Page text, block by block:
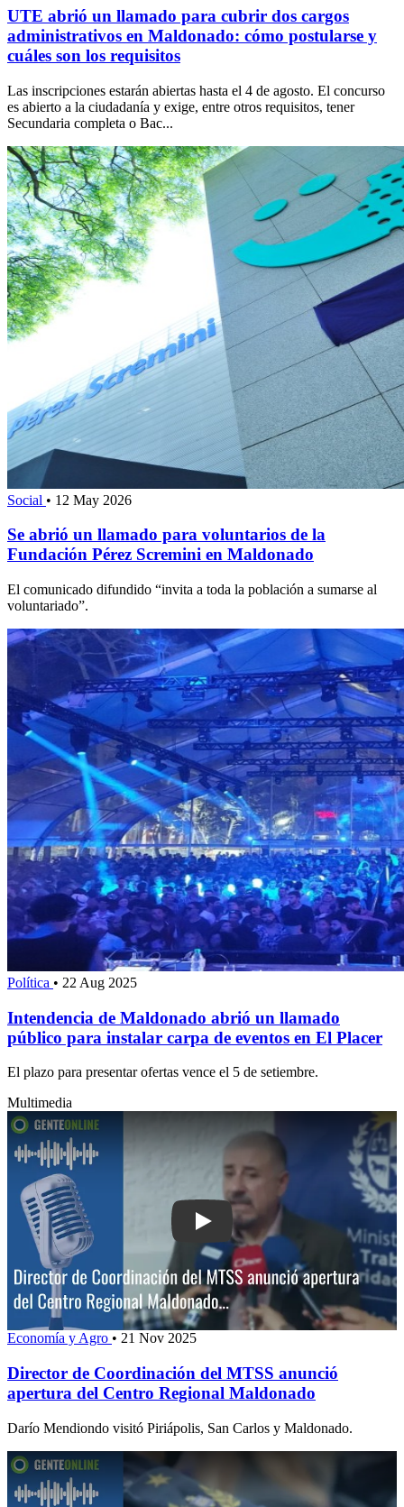
UTE abrió un llamado para cubrir dos cargos
administrativos en Maldonado: cómo postularse y
cuáles son los requisitos
Las inscripciones estarán abiertas hasta el 4 de agosto. El concurso
es abierto a la ciudadanía y exige, entre otros requisitos, tener
Secundaria completa o Bac...
Social • 12 May 2026
Se abrió un llamado para voluntarios de la
Fundación Pérez Scremini en Maldonado
El comunicado difundido “invita a toda la población a sumarse al
voluntariado”.
Política • 22 Aug 2025
Intendencia de Maldonado abrió un llamado
público para instalar carpa de eventos en El Placer
El plazo para presentar ofertas vence el 5 de setiembre.
Multimedia
Play: Director de Coordinación del
Economía y Agro • 21 Nov 2025
Director de Coordinación del MTSS anunció
apertura del Centro Regional Maldonado
Darío Mendiondo visitó Piriápolis, San Carlos y Maldonado.